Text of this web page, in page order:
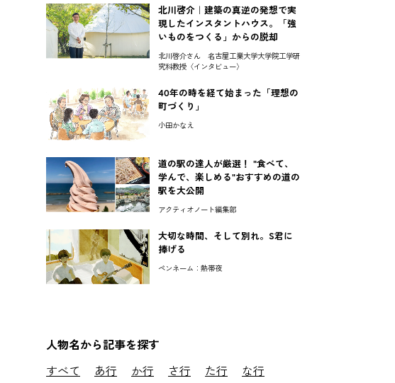
北川啓介｜建築の真逆の発想で実
現したインスタントハウス。「強
いものをつくる」からの脱却
北川啓介さん 名古屋工業大学大学院工学研
究科教授〈インタビュー〉
40年の時を経て始まった「理想の
町づくり」
小田かなえ
道の駅の達人が厳選！ "食べて、
学んで、楽しめる"おすすめの道の
駅を大公開
アクティオノート編集部
大切な時間、そして別れ。S君に
捧げる
ペンネーム：熱帯夜
人物名から記事を探す
すべて あ行 か行 さ行 た行
な行